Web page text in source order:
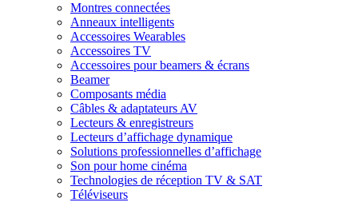
Montres connectées
Anneaux intelligents
Accessoires Wearables
Accessoires TV
Accessoires pour beamers & écrans
Beamer
Composants média
Câbles & adaptateurs AV
Lecteurs & enregistreurs
Lecteurs d’affichage dynamique
Solutions professionnelles d’affichage
Son pour home cinéma
Technologies de réception TV & SAT
Téléviseurs